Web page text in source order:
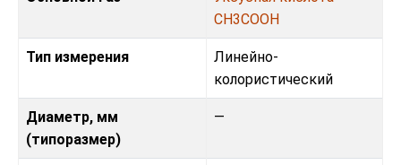
CH3COOH
Тип измерения
Линейно-
колористический
Диаметр, мм
(типоразмер)
—